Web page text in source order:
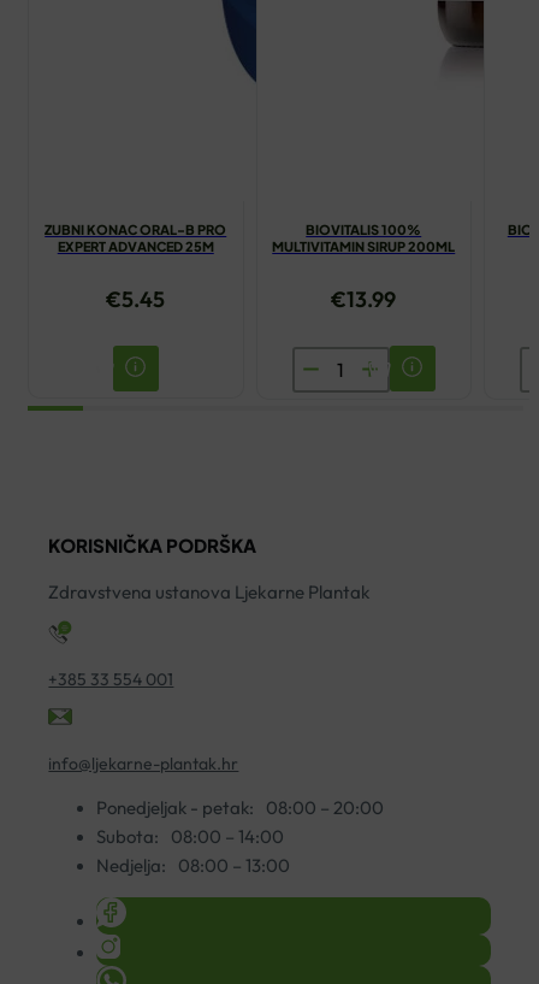
ZUBNI KONAC ORAL-B PRO
EXPERT ADVANCED 25M
€5.45
BIOVITALIS 100%
MULTIVITAMIN SIRUP 200ML
€13.99
BIOVITALIS
100%
KORISNIČKA PODRŠKA
Zdravstvena ustanova Ljekarne Plantak
+385 33 554 001
info@ljekarne-plantak.hr
Ponedjeljak - petak:
08:00 – 20:00
Subota:
08:00 – 14:00
Nedjelja:
08:00 – 13:00